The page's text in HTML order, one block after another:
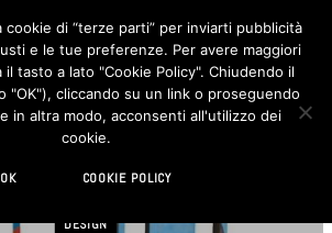
F
c
e
b
o
I
n
s
t
DESIGN
di “terze parti” per inviarti pubblicità
e le tue preferenze. Per avere maggiori
il tasto a lato "Cookie Policy". Chiudendo il
"OK"), cliccando su un link o proseguendo
in altra modo, acconsenti all'utilizzo dei
cookie.
OK COOKIE POLICY